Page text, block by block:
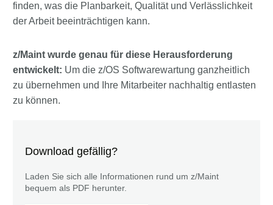
finden, was die Planbarkeit, Qualität und Verlässlichkeit
der Arbeit beeinträchtigen kann.
z/Maint wurde genau für diese Herausforderung
entwickelt: Um die z/OS Softwarewartung ganzheitlich
zu übernehmen und Ihre Mitarbeiter nachhaltig entlasten
zu können.
Download gefällig?
Laden Sie sich alle Informationen rund um z/Maint
bequem als PDF herunter.